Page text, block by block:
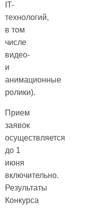
IT-
технологий,
в том
числе
видео-
и
анимационные
ролики).
Прием
заявок
осуществляется
до 1
июня
включительно.
Результаты
Конкурса